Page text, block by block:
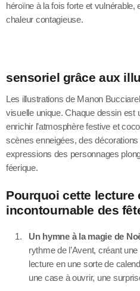
héroïne à la fois forte et vulnérable,
chaleur contagieuse.
sensoriel grâce aux
Les illustrations de Manon
visuelle unique. Chaque dessin est
enrichir l’atmosphère festive et
scènes enneigées, des
expressions des personnages
féerique.
Pourquoi cette lecture
incontournable des
Un hymne à la magie de
rythme de l’Avent, créant
lecture en une sorte de
une case à ouvrir, une